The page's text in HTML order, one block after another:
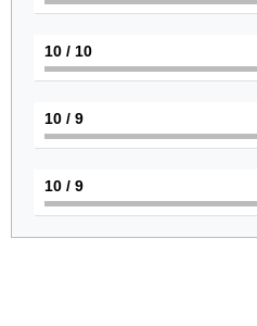
10
/ 10
9
/ 10
9
/ 10